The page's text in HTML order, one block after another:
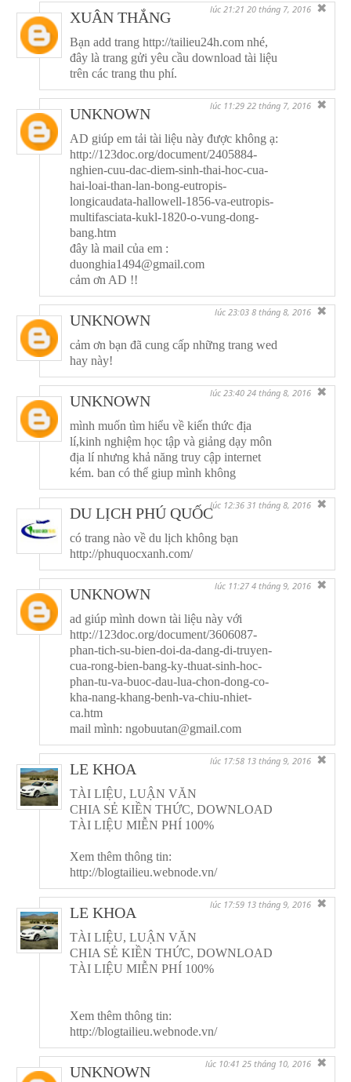
XUÂN THẮNG lúc 21:21 20 tháng 7, 2016 ✖
Bạn add trang http://tailieu24h.com nhé,
đây là trang gửi yêu cầu download tài liệu
trên các trang thu phí.
UNKNOWN lúc 11:29 22 tháng 7, 2016 ✖
AD giúp em tải tài liệu này được không ạ:
http://123doc.org/document/2405884-
nghien-cuu-dac-diem-sinh-thai-hoc-cua-
hai-loai-than-lan-bong-eutropis-
longicaudata-hallowell-1856-va-eutropis-
multifasciata-kukl-1820-o-vung-dong-
bang.htm
đây là mail của em :
duonghia1494@gmail.com
cảm ơn AD !!
UNKNOWN lúc 23:03 8 tháng 8, 2016 ✖
cảm ơn bạn đã cung cấp những trang wed
hay này!
UNKNOWN lúc 23:40 24 tháng 8, 2016 ✖
mình muốn tìm hiểu về kiến thức địa
lí,kinh nghiệm học tập và giảng dạy môn
địa lí nhưng khả năng truy cập internet
kém. ban có thể giup mình không
DU LỊCH PHÚ QUỐClúc 12:36 31 tháng 8, 2016 ✖
có trang nào về du lịch không bạn
http://phuquocxanh.com/
UNKNOWN lúc 11:27 4 tháng 9, 2016 ✖
ad giúp mình down tài liệu này với
http://123doc.org/document/3606087-
phan-tich-su-bien-doi-da-dang-di-truyen-
cua-rong-bien-bang-ky-thuat-sinh-hoc-
phan-tu-va-buoc-dau-lua-chon-dong-co-
kha-nang-khang-benh-va-chiu-nhiet-
ca.htm
mail mình: ngobuutan@gmail.com
LE KHOA lúc 17:58 13 tháng 9, 2016 ✖
TÀI LIỆU, LUẬN VĂN
CHIA SẺ KIỀN THỨC, DOWNLOAD
TÀI LIỆU MIỄN PHÍ 100%
Xem thêm thông tin:
http://blogtailieu.webnode.vn/
LE KHOA lúc 17:59 13 tháng 9, 2016 ✖
TÀI LIỆU, LUẬN VĂN
CHIA SẺ KIỀN THỨC, DOWNLOAD
TÀI LIỆU MIỄN PHÍ 100%
Xem thêm thông tin:
http://blogtailieu.webnode.vn/
UNKNOWN lúc 10:41 25 tháng 10, 2016 ✖